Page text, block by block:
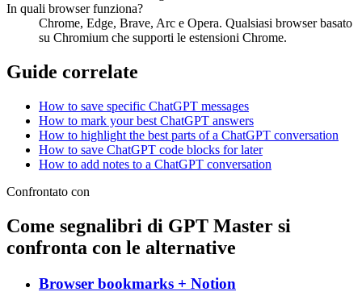
In quali browser funziona?
Chrome, Edge, Brave, Arc e Opera. Qualsiasi browser basato
su Chromium che supporti le estensioni Chrome.
Guide correlate
How to save specific ChatGPT messages
How to mark your best ChatGPT answers
How to highlight the best parts of a ChatGPT conversation
How to save ChatGPT code blocks for later
How to add notes to a ChatGPT conversation
Confrontato con
Come segnalibri di GPT Master si
confronta con le alternative
Browser bookmarks + Notion